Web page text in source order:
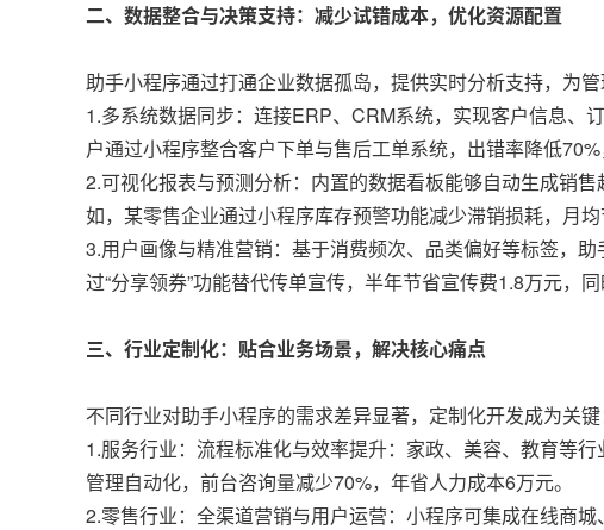
二、数据整合与决策支持：减少试错成本，优化资源配置
助手小程序通过打通企业数据孤岛，提供实时分析支持，为管
1.多系统数据同步：连接ERP、CRM系统，实现客户信息、
户通过小程序整合客户下单与售后工单系统，出错率降低70%
2.可视化报表与预测分析：内置的数据看板能够自动生成销
如，某零售企业通过小程序库存预警功能减少滞销损耗，月均
3.用户画像与精准营销：基于消费频次、品类偏好等标签，
过“分享领券”功能替代传单宣传，半年节省宣传费1.8万元，
三、行业定制化：贴合业务场景，解决核心痛点
不同行业对助手小程序的需求差异显著，定制化开发成为关键
1.服务行业：流程标准化与效率提升：家政、美容、教育等
管理自动化，前台咨询量减少70%，年省人力成本6万元。
2.零售行业：全渠道营销与用户运营：小程序可集成在线商